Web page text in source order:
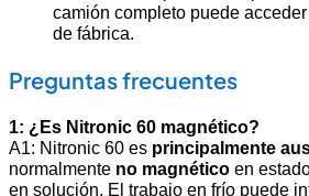
camión completo puede
de fábrica.
Preguntas frecuentes
1: ¿Es Nitronic 60 magnético?
A1: Nitronic 60 es principalmente
normalmente no magnético en
en solución. El trabajo en frío puede